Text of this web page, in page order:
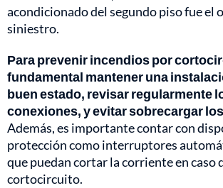
acondicionado del segundo piso fue el
siniestro.
Para prevenir incendios por
fundamental mantener una
buen estado, revisar regularmente
conexiones, y evitar sobrecargar
Además, es importante contar con
protección como interruptores
que puedan cortar la corriente en caso
cortocircuito.